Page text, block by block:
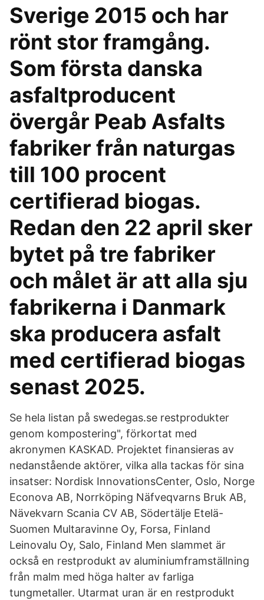
Sverige 2015 och har
rönt stor framgång.
Som första danska
asfaltproducent
övergår Peab Asfalts
fabriker från naturgas
till 100 procent
certifierad biogas.
Redan den 22 april sker
bytet på tre fabriker
och målet är att alla sju
fabrikerna i Danmark
ska producera asfalt
med certifierad biogas
senast 2025.
Se hela listan på swedegas.se restprodukter
genom kompostering", förkortat med
akronymen KASKAD. Projektet finansieras av
nedanstående aktörer, vilka alla tackas för sina
insatser: Nordisk InnovationsCenter, Oslo, Norge
Econova AB, Norrköping Näfveqvarns Bruk AB,
Nävekvarn Scania CV AB, Södertälje Etelä-
Suomen Multaravinne Oy, Forsa, Finland
Leinovalu Oy, Salo, Finland Men slammet är
också en restprodukt av aluminiumframställning
från malm med höga halter av farliga
tungmetaller. Utarmat uran är en restprodukt